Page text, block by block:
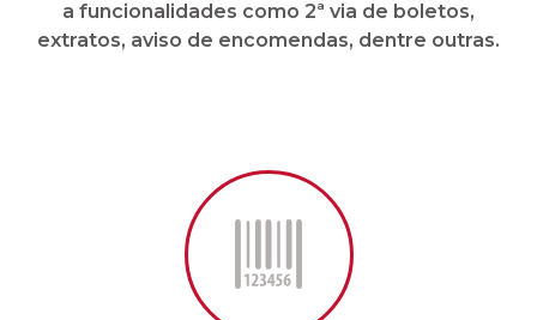
Envio de boletos de cota condominial direto da
sua conta bancária ou da sua conta na CIPA